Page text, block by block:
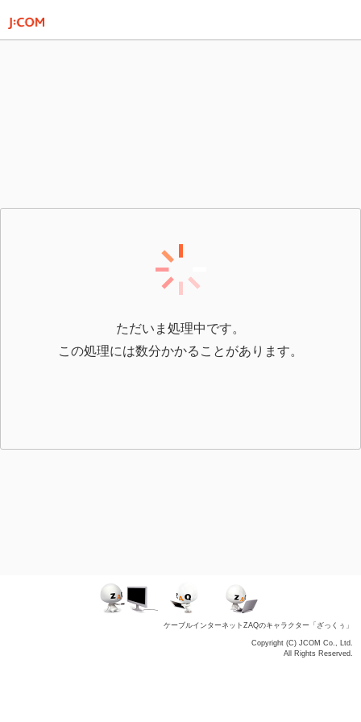
ケーブルインターネットZAQのキャラクター「ざっくぅ」
Copyright (C) JCOM Co., Ltd.
All Rights Reserved.
ただいま処理中です。
この処理には数分かかることがあります。